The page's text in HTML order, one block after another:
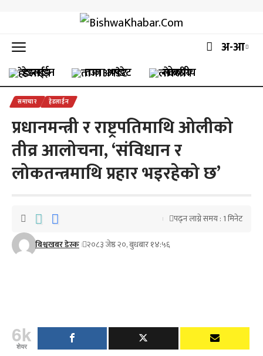
अ-आ
हेडलाईन ताजा अपडेट लोकप्रीय
समाचार हेडलाईन
प्रधानमन्त्री र राष्ट्रपतिमाथि ओलीको
तीव्र आलोचना, ‘संविधान र
लोकतन्त्रमाथि प्रहार भइरहेको छ’
बिश्वखबर डेस्क २०८३ जेष्ठ २०, बुधबार १४:५६
पढ्न लाग्ने समय : 1 मिनेट
6k
शेयर